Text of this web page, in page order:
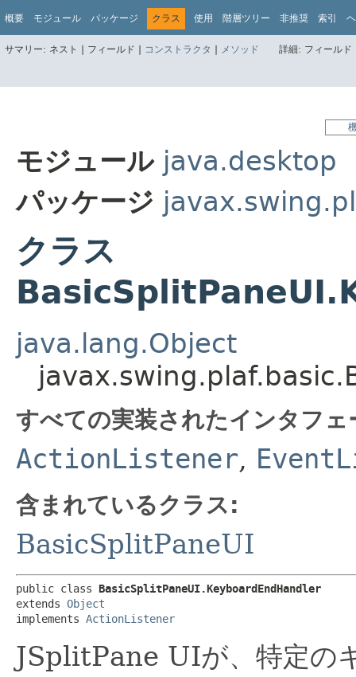
概要 モジュール パッケージ クラス 使用 階層ツリー 非推奨 索引
サマリー: ネスト | フィールド | コンストラクタ | メソッド 詳細: フィール
モジュール java.desktop
パッケージ
クラス
java.lang.Object
すべての実装されたインタフ
ActionListener,
含まれているクラス:
BasicSplitPaneUI
public class BasicSplitPaneUI.KeyboardEndHandler
extends Object
implements ActionListener
JSplitPane UIが、特定の